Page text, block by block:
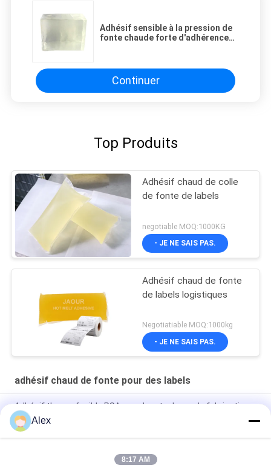
Adhésif sensible à la pression de
fonte chaude forte d'adhérence
Continuer
Top Produits
Adhésif chaud de colle
de fonte de labels
negotiable MOQ:1000KG
- JE NE SAIS PAS.
Adhésif chaud de fonte
de labels logistiques
Negotiatiable MOQ:1000kg
- JE NE SAIS PAS.
adhésif chaud de fonte pour des labels
Adhésif thermofusible PSA avec bon tack pour la fabrication
de feuilles de papier gommé
Adhésif à fusion chaude pour étiquettes de bouteilles en verre
Adhésif sensible à la pression de basse fonte chaude de
Alex
8:17 AM